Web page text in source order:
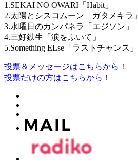
1.SEKAI NO OWARI「Habit」
2.太陽とシスコムーン「ガタメキラ」
3.水曜日のカンパネラ「エジソン」
4.三好鉄生「涙をふいて」
5.Something ELse「ラストチャンス」
投票＆メッセージはこちらから！
投票だけの方はこちらから！